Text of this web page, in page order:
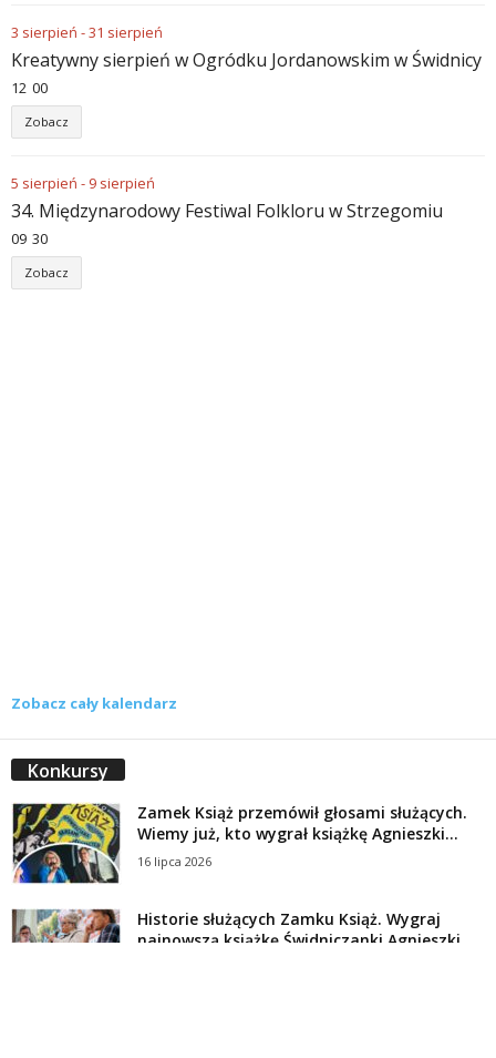
3 sierpień -31 sierpień
Kreatywny sierpień w Ogródku Jordanowskim w Świdnicy
12 00
Zobacz
5 sierpień - 9 sierpień
34. Międzynarodowy Festiwal Folkloru w Strzegomiu
09 30
Zobacz
Zobacz cały kalendarz
Konkursy
Zamek Książ przemówił głosami służących.
Wiemy już, kto wygrał książkę Agnieszki...
16 lipca 2026
Historie służących Zamku Książ. Wygraj
najnowszą książkę Świdniczanki Agnieszki